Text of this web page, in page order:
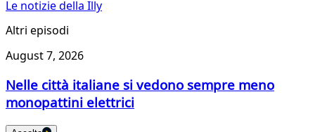
Le notizie della Illy
Altri episodi
August 7, 2026
Nelle città italiane si vedono sempre meno
monopattini elettrici